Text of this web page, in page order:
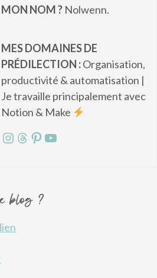
MON NOM ?Nolwenn.
MES DOMAINES DE
PRÉDILECTION :Organisation,
productivité & automatisation |
Je travaille principalement avec
Notion & Make
Instagram
Threads
Pinterest
YouTube
blog ?